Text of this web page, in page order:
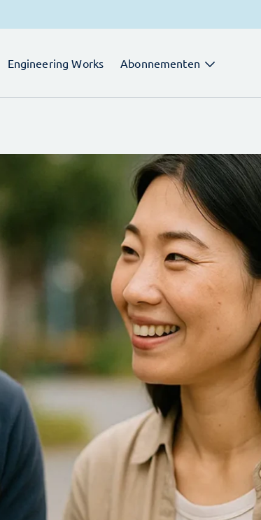
Engineering Works Abonnementen